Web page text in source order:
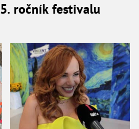
ročník festivalu